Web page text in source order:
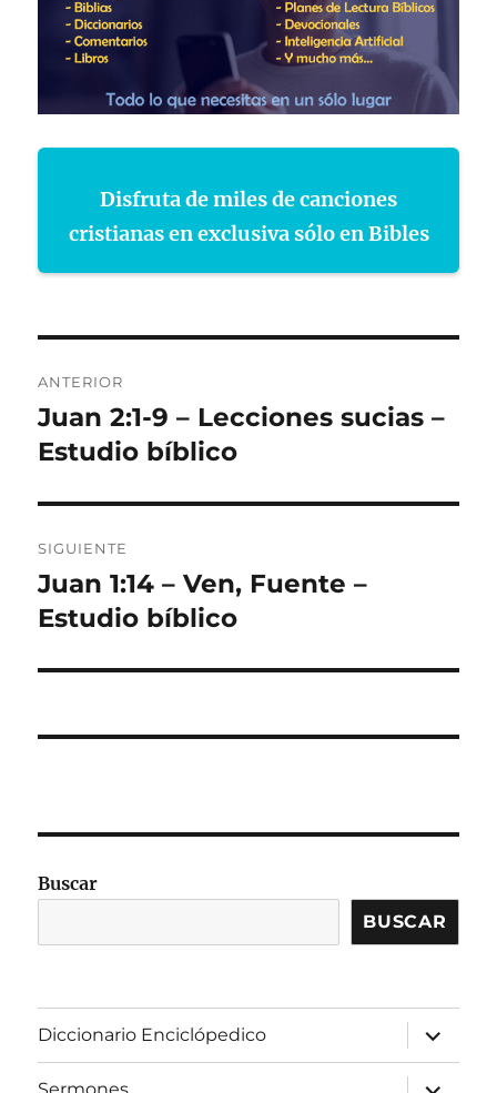
Disfruta de miles de canciones
cristianas en exclusiva sólo en Bibles
de
entradas
ANTERIOR
Entrada
anterior:
Juan 2:1-9 – Lecciones sucias –
Estudio bíblico
SIGUIENTE
Entrada
siguiente:
Juan 1:14 – Ven, Fuente –
Estudio bíblico
Buscar
BUSCAR
Diccionario Enciclópedico
expandir
el
menú
inferior
expandir